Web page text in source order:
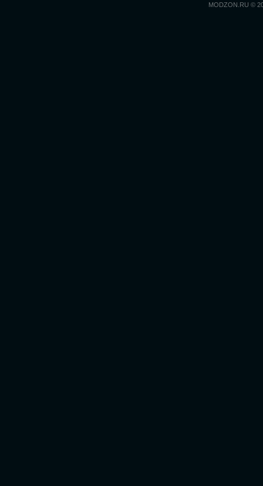
MODZON.RU ©